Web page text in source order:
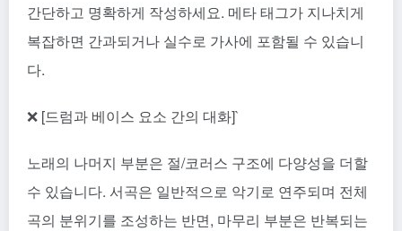
간단하고 명확하게 작성하세요. 메타 태그가 지나치게
복잡하면 간과되거나 실수로 가사에 포함될 수 있습니
다.
❌ [드럼과 베이스 요소 간의 대화]`
노래의 나머지 부분은 절/코러스 구조에 다양성을 더할
수 있습니다. 서곡은 일반적으로 악기로 연주되며 전체
곡의 분위기를 조성하는 반면, 마무리 부분은 반복되는